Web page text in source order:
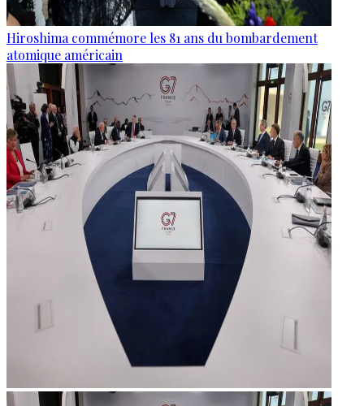
Hiroshima commémore les 81 ans du bombardement
atomique américain